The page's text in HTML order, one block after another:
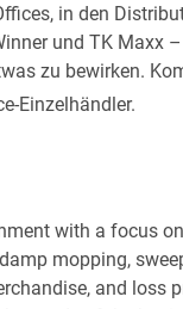
in den
und TK Maxx
zu bewirken.
Einzelhändler.
with a focus
mopping,
and loss